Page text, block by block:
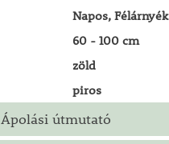
Napos, Félárnyék
60 - 100 cm
zöld
piros
Ápolási útmutató